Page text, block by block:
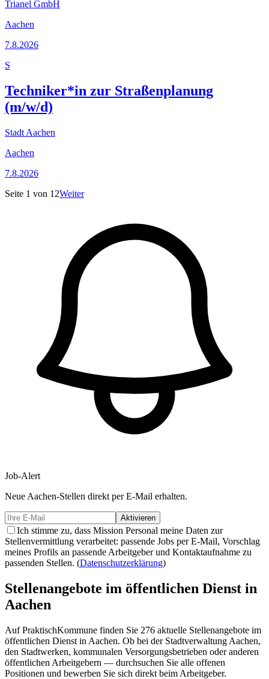
Trianel GmbH
Aachen
7.8.2026
S
Techniker*in zur Straßenplanung
(m/w/d)
Stadt Aachen
Aachen
7.8.2026
Seite 1 von 12Weiter
Job-Alert
Neue Aachen-Stellen direkt per E-Mail erhalten.
Aktivieren
Ich stimme zu, dass Mission Personal meine Daten zur
Stellenvermittlung verarbeitet: passende Jobs per E-Mail, Vorschlag
meines Profils an passende Arbeitgeber und Kontaktaufnahme zu
passenden Stellen. (Datenschutzerklärung)
Stellenangebote im öffentlichen Dienst in
Aachen
Auf PraktischKommune finden Sie 276 aktuelle Stellenangebote im
öffentlichen Dienst in Aachen. Ob bei der Stadtverwaltung Aachen,
den Stadtwerken, kommunalen Versorgungsbetrieben oder anderen
öffentlichen Arbeitgebern — durchsuchen Sie alle offenen
Positionen und bewerben Sie sich direkt beim Arbeitgeber.